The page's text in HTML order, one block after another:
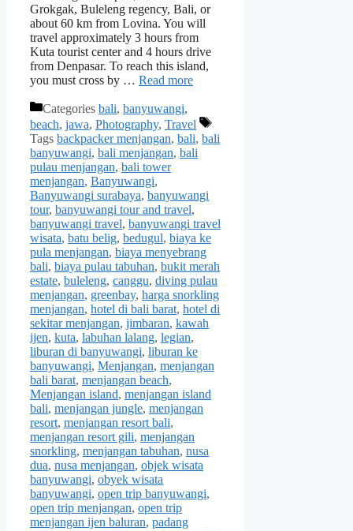
Grokgak, Buleleng regency, Bali, or
about 60 km from Lovina. You will
travel approximately 3 hours from
Kuta tourist center and 4 hours drive
from Denpasar. To reach this island,
you must cross by … Read more
Categories bali, banyuwangi,
beach, jawa, Photography, Travel
Tags backpacker menjangan, bali, bali
banyuwangi, bali menjangan, bali
pulau menjangan, bali tower
menjangan, Banyuwangi,
Banyuwangi surabaya, banyuwangi
tour, banyuwangi tour and travel,
banyuwangi travel, banyuwangi travel
wisata, batu belig, bedugul, biaya ke
pula menjangan, biaya menyebrang
bali, biaya pulau tabuhan, bukit merah
estate, buleleng, canggu, diving pulau
menjangan, greenbay, harga snorkling
menjangan, hotel di bali barat, hotel di
sekitar menjangan, jimbaran, kawah
ijen, kuta, labuhan lalang, legian,
liburan di banyuwangi, liburan ke
banyuwangi, Menjangan, menjangan
bali barat, menjangan beach,
Menjangan island, menjangan island
bali, menjangan jungle, menjangan
resort, menjangan resort bali,
menjangan resort gili, menjangan
snorkling, menjangan tabuhan, nusa
dua, nusa menjangan, objek wisata
banyuwangi, obyek wisata
banyuwangi, open trip banyuwangi,
open trip menjangan, open trip
menjangan ijen baluran, padang